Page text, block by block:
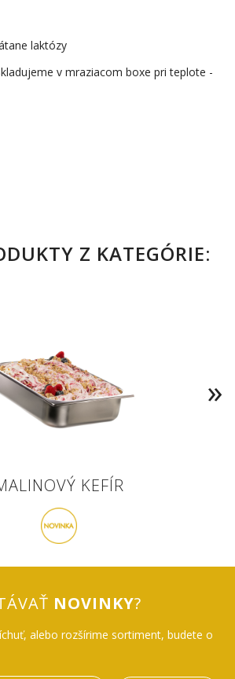
laktózy
v mraziacom boxe pri teplote -
Z KATEGÓRIE:
KEFÍR
NOVINKY?
alebo rozšírime sortiment, budete o